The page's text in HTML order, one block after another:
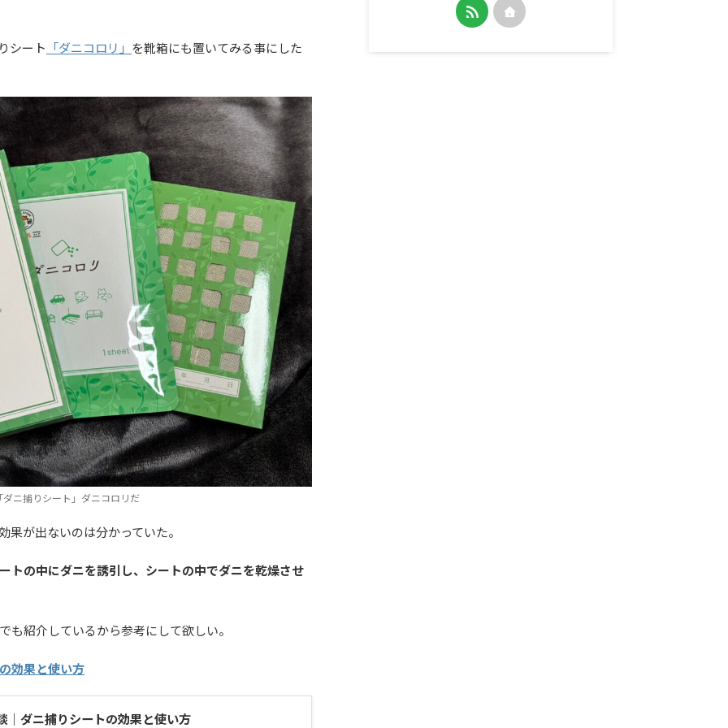
シート 「ダニコロリ」 を靴箱にも置いてみる事にした
ダニ捕りシート」ダニコロリだ
が出ないのは分かっていた。
トの中にダニを誘引し、シートの中でダニを乾燥させ
紹介しているから参考にして欲しい。
効果と使い方
｜ダニ捕りシートの効果と使い方